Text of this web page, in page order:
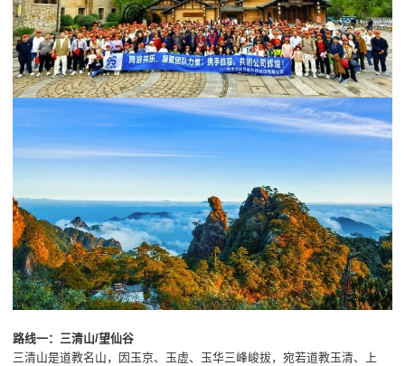
路线一：三清山/望仙谷
三清山是道教名山，因玉京、玉虚、玉华三峰峻拔，宛若道教玉清、上